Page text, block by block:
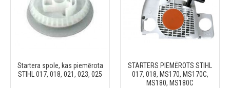
Startera spole, kas piemērota
STIHL 017, 018, 021, 023, 025
STARTERS PIEMĒROTS STIHL
017, 018, MS170, MS170C,
MS180, MS180C